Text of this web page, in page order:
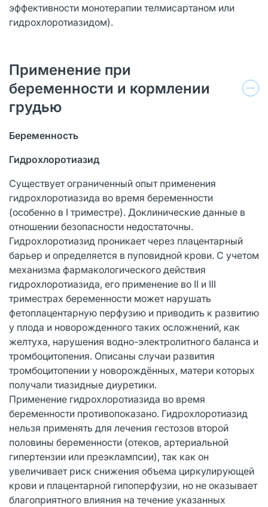
эффективности монотерапии телмисартаном или
гидрохлоротиазидом).
Применение при
беременности и кормлении
грудью
Беременность
Гидрохлоротиазид
Существует ограниченный опыт применения
гидрохлоротиазида во время беременности
(особенно в I триместре). Доклинические данные в
отношении безопасности недостаточны.
Гидрохлоротиазид проникает через плацентарный
барьер и определяется в пуповидной крови. С учетом
механизма фармакологического действия
гидрохлоротиазида, его применение во II и III
триместрах беременности может нарушать
фетоплацентарную перфузию и приводить к развитию
у плода и новорожденного таких осложнений, как
желтуха, нарушения водно-электролитного баланса и
тромбоцитопения. Описаны случаи развития
тромбоцитопении у новорождённых, матери которых
получали тиазидные диуретики.
Применение гидрохлоротиазида во время
беременности противопоказано. Гидрохлоротиазид
нельзя применять для лечения гестозов второй
половины беременности (отеков, артериальной
гипертензии или преэклампсии), так как он
увеличивает риск снижения объема циркулирующей
крови и плацентарной гипоперфузии, но не оказывает
благоприятного влияния на течение указанных